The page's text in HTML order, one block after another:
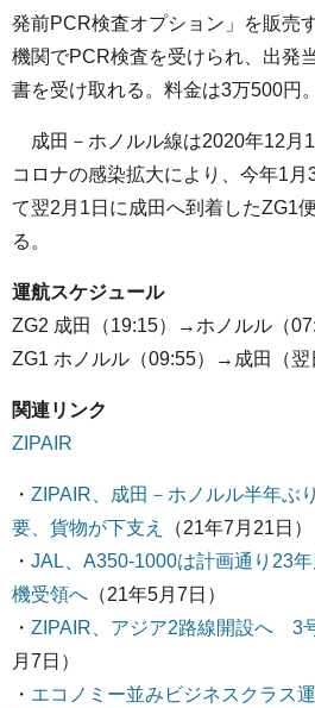
発前PCR検査オプション」を販売
機関でPCR検査を受けられ、出発
書を受け取れる。料金は3万500円。
成田－ホノルル線は2020年12月
コロナの感染拡大により、今年1
て翌2月1日に成田へ到着したZG1
る。
運航スケジュール
ZG2 成田（19:15）→ホノルル（
ZG1 ホノルル（09:55）→成田（翌
関連リンク
ZIPAIR
・ ZIPAIR、成田－ホノルル半年
要、貨物が下支え
（21年7月21日）
・ JAL、A350-1000は計画通り23
機受領へ （21年5月7日）
・ ZIPAIR、アジア2路線開設へ 3
月7日）
・ エコノミー並みビジネスクラス